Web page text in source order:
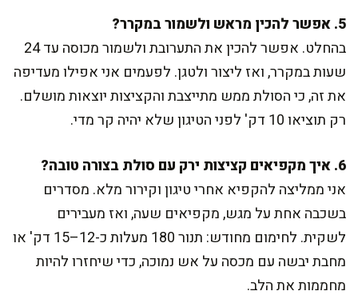
5. אפשר להכין מראש ולשמור במקרר?
בהחלט. אפשר להכין את התערובת ולשמור מכוסה עד 24
שעות במקרר, ואז ליצור ולטגן. לפעמים אני אפילו מעדיפה
את זה, כי הסולת ממש מתייצבת והקציצות יוצאות מושלם.
רק תוציאו 10 דק' לפני הטיגון שלא יהיה קר מדי.
6. איך מקפיאים קציצות ירק עם סולת בצורה טובה?
אני ממליצה להקפיא אחרי טיגון וקירור מלא. מסדרים
בשכבה אחת על מגש, מקפיאים שעה, ואז מעבירים
לשקית. לחימום מחודש: תנור 180 מעלות כ-12–15 דק' או
מחבת יבשה עם מכסה על אש נמוכה, כדי שיחזרו להיות
מחממות את הלב.